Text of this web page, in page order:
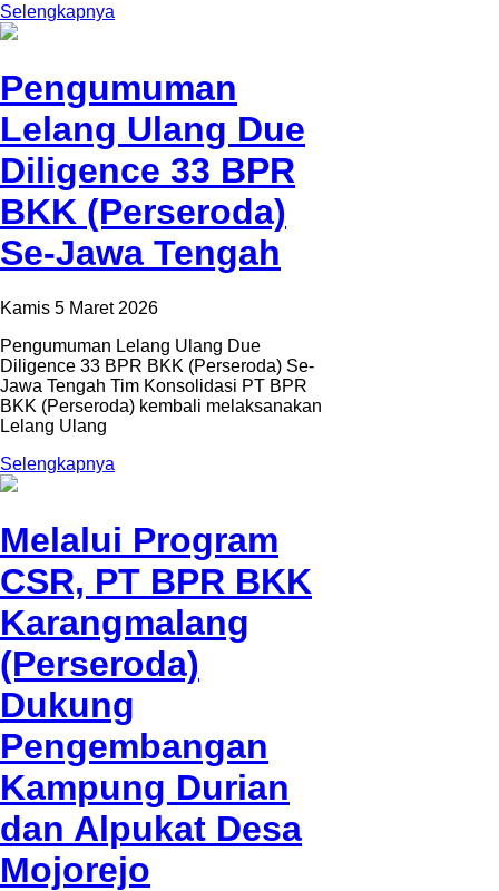
Selengkapnya
Pengumuman
Lelang Ulang Due
Diligence 33 BPR
BKK (Perseroda)
Se-Jawa Tengah
Kamis 5 Maret 2026
Pengumuman Lelang Ulang Due
Diligence 33 BPR BKK (Perseroda) Se-
Jawa Tengah Tim Konsolidasi PT BPR
BKK (Perseroda) kembali melaksanakan
Lelang Ulang
Selengkapnya
Melalui Program
CSR, PT BPR BKK
Karangmalang
(Perseroda)
Dukung
Pengembangan
Kampung Durian
dan Alpukat Desa
Mojorejo